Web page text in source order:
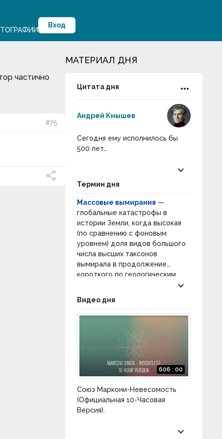
Вход
частично
#75
МАТЕРИАЛ ДНЯ
Цитата дня more_horiz
Андрей Кнышев
Сегодня ему исполнилось бы
500 лет…
keyboard_arrow_down
Термин дня
Массовые вымирания —
глобальные катастрофы в
истории Земли, когда высокая
(по сравнению с фоновым
уровнем) доля видов большого
числа высших таксонов
вымирала в продолжение
короткого по геологическим
истории Земли (классическая
«большая пятёрка» вымираний):
ордовикско-силурийское
вымирание— исчезло более 60
% видов морских
беспозвоночных; 364 млн лет
назад —девонское вымирание
— численность видов морских
организмов сократилась на 50
%; 251,4 млн лет назад —
, самое массовое
keyboard_arrow_down
Видео дня
606 : 00
Союз Маркони-Невесомость
(Официальная 10-Часовая
Версия).
keyboard_arrow_down